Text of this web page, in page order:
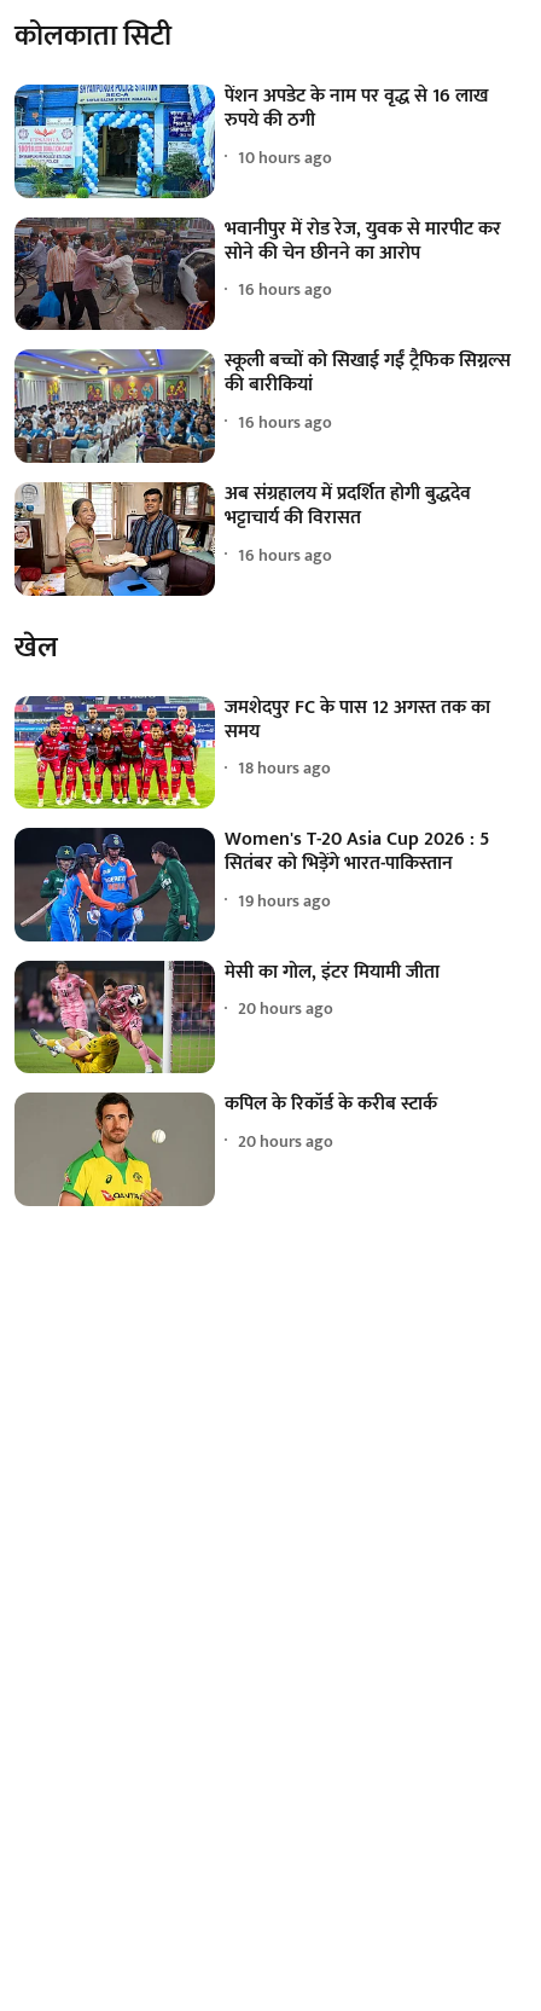
कोलकाता सिटी
पेंशन अपडेट के नाम पर वृद्ध से 16 लाख
रुपये की ठगी
10 hours ago
भवानीपुर में रोड रेज, युवक से मारपीट कर
सोने की चेन छीनने का आरोप
16 hours ago
स्कूली बच्चों को सिखाई गईं ट्रैफिक सिग्नल्स
की बारीकियां
16 hours ago
अब संग्रहालय में प्रदर्शित होगी बुद्धदेव
भट्टाचार्य की विरासत
16 hours ago
खेल
जमशेदपुर FC के पास 12 अगस्त तक का
समय
18 hours ago
Women's T-20 Asia Cup 2026 : 5
सितंबर को भिड़ेंगे भारत-पाकिस्तान
19 hours ago
मेसी का गोल, इंटर मियामी जीता
20 hours ago
कपिल के रिकॉर्ड के करीब स्टार्क
20 hours ago